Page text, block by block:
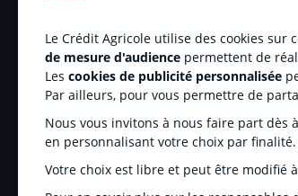
Le Crédit Agricole utilise des cookies sur
de mesure d'audience permettent de
Les cookies de publicité personnalisée
Par ailleurs, pour vous permettre de
Nous vous invitons à nous faire part dès
en personnalisant votre choix par
Votre choix est libre et peut être modifié
LE CREDIT AGRICOLE
Banque coopérative
Charte éthique
Groupe Crédit Agricole
Recrutement